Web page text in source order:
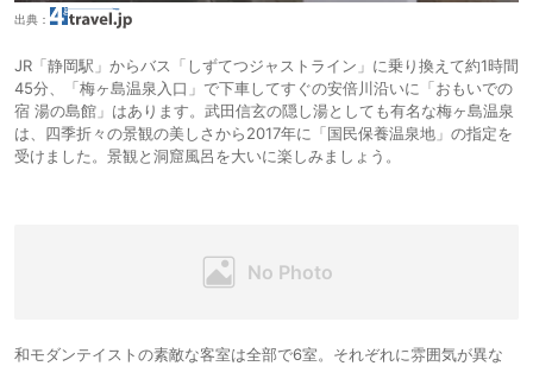
出典：
JR「静岡駅」からバス「しずてつジャストライン」に乗り換えて約1時間
45分、「梅ヶ島温泉入口」で下車してすぐの安倍川沿いに「おもいでの
宿 湯の島館」はあります。武田信玄の隠し湯としても有名な梅ヶ島温泉
は、四季折々の景観の美しさから2017年に「国民保養温泉地」の指定を
受けました。景観と洞窟風呂を大いに楽しみましょう。
和モダンテイストの素敵な客室は全部で6室。それぞれに雰囲気が異な